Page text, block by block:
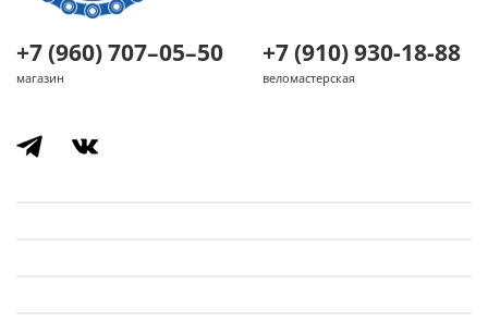
+7 (960) 707–05–50
магазин
+7 (910) 930-18-88
веломастерская